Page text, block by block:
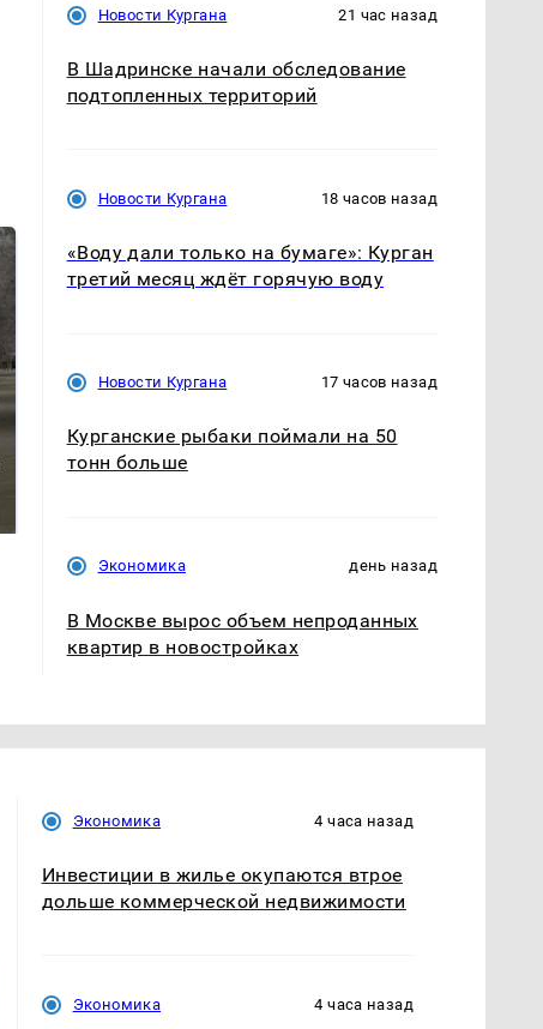
Как выглядит место
Новости Кургана 21 час назад
В Шадринске начали обследование
подтопленных территорий
Новости Кургана 18 часов назад
«Воду дали только на бумаге»: Курган
третий месяц ждёт горячую воду
Новости Кургана 17 часов назад
Курганские рыбаки поймали на 50
тонн больше
Экономика день назад
В Москве вырос объем непроданных
квартир в новостройках
Экономика 4 часа назад
Инвестиции в жилье окупаются втрое
дольше коммерческой недвижимости
Экономика 4 часа назад